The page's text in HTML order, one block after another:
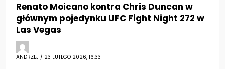
Renato Moicano kontra Chris Duncan w
głównym pojedynku UFC Fight Night 272 w
Las Vegas
ANDRZEJ / 23 LUTEGO 2026, 16:33